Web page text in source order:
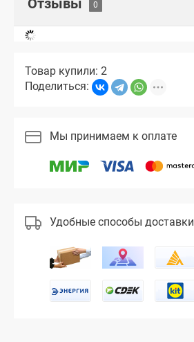
Отзывы
Товар купили: 2
Поделиться:
Мы принимаем к оплате
Удобные способы доставки